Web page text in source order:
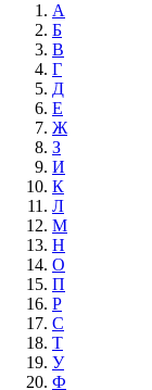
А
Б
В
Г
Д
Е
Ж
З
И
К
Л
М
Н
О
П
Р
С
Т
У
Ф